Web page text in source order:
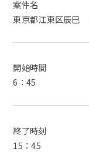
案件名
東京都江東区辰巳
開始時間
6：45
終了時刻
15：45